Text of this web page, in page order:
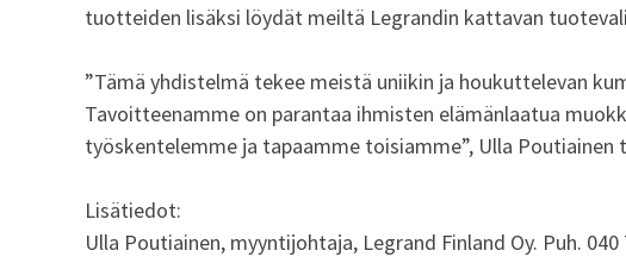
tuotteiden lisäksi löydät meiltä Legrandin kattavan
”Tämä yhdistelmä tekee meistä uniikin ja houkuttelevan
Tavoitteenamme on parantaa ihmisten elämänlaatua
työskentelemme ja tapaamme toisiamme”, Ulla Poutiainen
Lisätiedot:
Ulla Poutiainen, myyntijohtaja, Legrand Finland Oy. Puh. 040